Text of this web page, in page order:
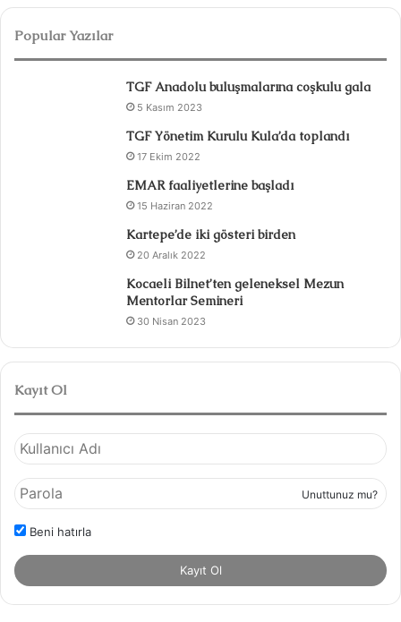
Popular Yazılar
TGF Anadolu buluşmalarına coşkulu gala
5 Kasım 2023
TGF Yönetim Kurulu Kula’da toplandı
17 Ekim 2022
EMAR faaliyetlerine başladı
15 Haziran 2022
Kartepe’de iki gösteri birden
20 Aralık 2022
Kocaeli Bilnet’ten geleneksel Mezun
Mentorlar Semineri
30 Nisan 2023
Kayıt Ol
Unuttunuz mu?
Beni hatırla
Kayıt Ol